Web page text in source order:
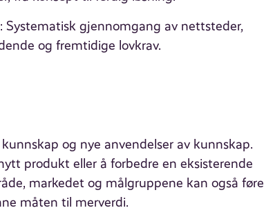
Systematisk gjennomgang av nettsteder,
og fremtidige lovkrav.
og nye anvendelser av kunnskap.
produkt eller å forbedre en eksisterende
markedet og målgruppene kan også føre
måten til merverdi.